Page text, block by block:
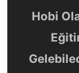
Hobi